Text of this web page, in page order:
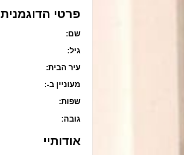
פרטי הדוגמנית
שם:
גיל:
עיר הבית:
מעוניין ב-:
שפות:
גובה:
אודותיי